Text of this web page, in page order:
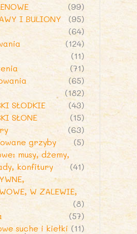
(99)
I BULIONY
(95)
(64)
(124)
(11)
(71)
(65)
(182)
SŁODKIE
(43)
SŁONE
(15)
(63)
grzyby
(5)
musy, dżemy,
konfitury
(41)
W ZALEWIE,
(8)
(57)
suche i kiełki (11)